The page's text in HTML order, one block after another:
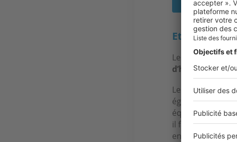
Et au sujet
Les
d’habitationde
Les personnes
également
équivaut à 10%
il faut le
en France.